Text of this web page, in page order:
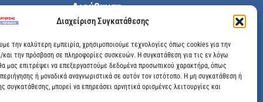
Διαχείριση Συγκατάθεσης
την καλύτερη εμπειρία, χρησιμοποιούμε τεχνολογίες όπως cookies για την
την πρόσβαση σε πληροφορίες συσκευών. Η συγκατάθεση για τις εν λόγω
μας επιτρέψει να επεξεργαστούμε δεδομένα προσωπικού χαρακτήρα, όπως
ή μοναδικά αναγνωριστικά σε αυτόν τον ιστότοπο. Η μη συγκατάθεση ή
συγκατάθεσης, μπορεί να επηρεάσει αρνητικά ορισμένες λειτουργίες και
Διεύθυνση
Μεγάλης Χώρας 89, Αγρίνιο, Τ.Κ: 30100
info@dimitrelis-georgousis.gr
(+30) 26410 44020